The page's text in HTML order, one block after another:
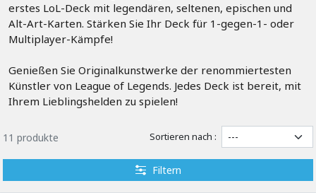
erstes LoL-Deck mit legendären, seltenen, epischen und
Alt-Art-Karten. Stärken Sie Ihr Deck für 1-gegen-1- oder
Multiplayer-Kämpfe!
Genießen Sie Originalkunstwerke der renommiertesten
Künstler von League of Legends. Jedes Deck ist bereit, mit
Ihrem Lieblingshelden zu spielen!
11 produkte Sortieren nach :
Filtern